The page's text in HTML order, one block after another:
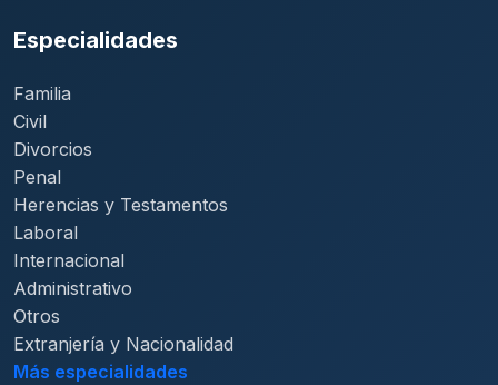
Especialidades
Familia
Civil
Divorcios
Penal
Herencias y Testamentos
Laboral
Internacional
Administrativo
Otros
Extranjería y Nacionalidad
Más especialidades